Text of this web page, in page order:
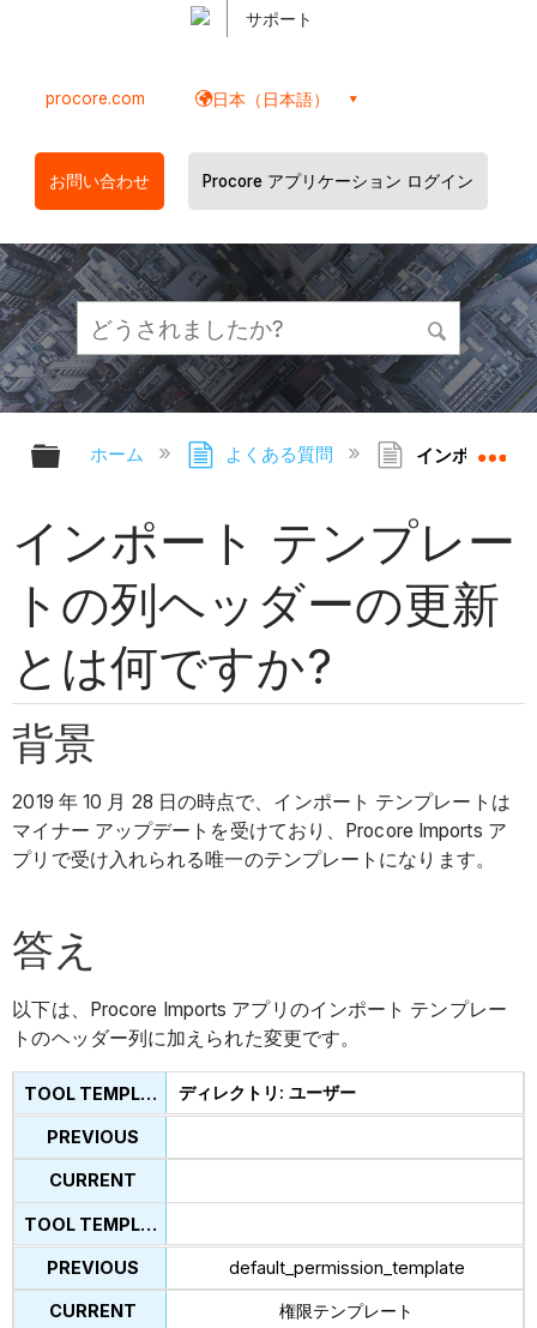
サポート
procore.com 日本（日本語）
お問い合わせ Procore アプリケーション ログイン
グローバル階層を展開/折りたたむ
ホーム よくある質問 インポート テ
インポート テンプレー
トの列ヘッダーの更新
とは何ですか?
背景
2019 年 10 月 28 日の時点で、インポート テンプレートは
マイナー アップデートを受けており、Procore Imports ア
プリで受け入れられる唯一のテンプレートになります。
答え
以下は、Procore Imports アプリのインポート テンプレー
トのヘッダー列に加えられた変更です。
ディレクトリ: ユーザー
default_permission_template
権限テンプレート